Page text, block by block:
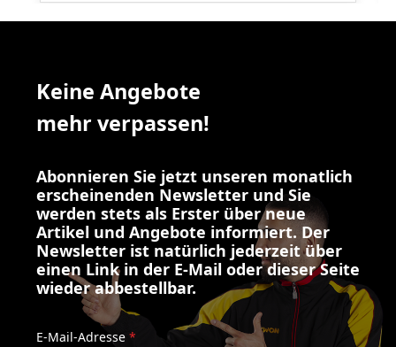
Keine Angebote
mehr verpassen!
Abonnieren Sie jetzt unseren monatlich
erscheinenden Newsletter und Sie
werden stets als Erster über neue
Artikel und Angebote informiert. Der
Newsletter ist natürlich jederzeit über
einen Link in der E-Mail oder dieser Seite
wieder abbestellbar.
E-Mail-Adresse *